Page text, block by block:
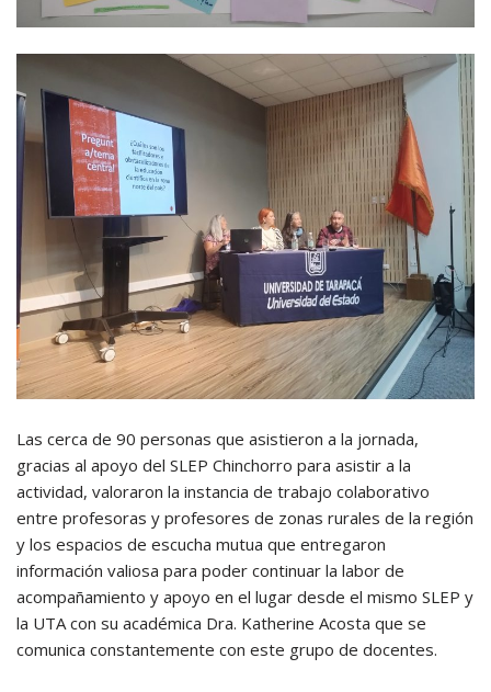
Las cerca de 90 personas que asistieron a la jornada,
gracias al apoyo del SLEP Chinchorro para asistir a la
actividad, valoraron la instancia de trabajo colaborativo
entre profesoras y profesores de zonas rurales de la región
y los espacios de escucha mutua que entregaron
información valiosa para poder continuar la labor de
acompañamiento y apoyo en el lugar desde el mismo SLEP y
la UTA con su académica Dra. Katherine Acosta que se
comunica constantemente con este grupo de docentes.